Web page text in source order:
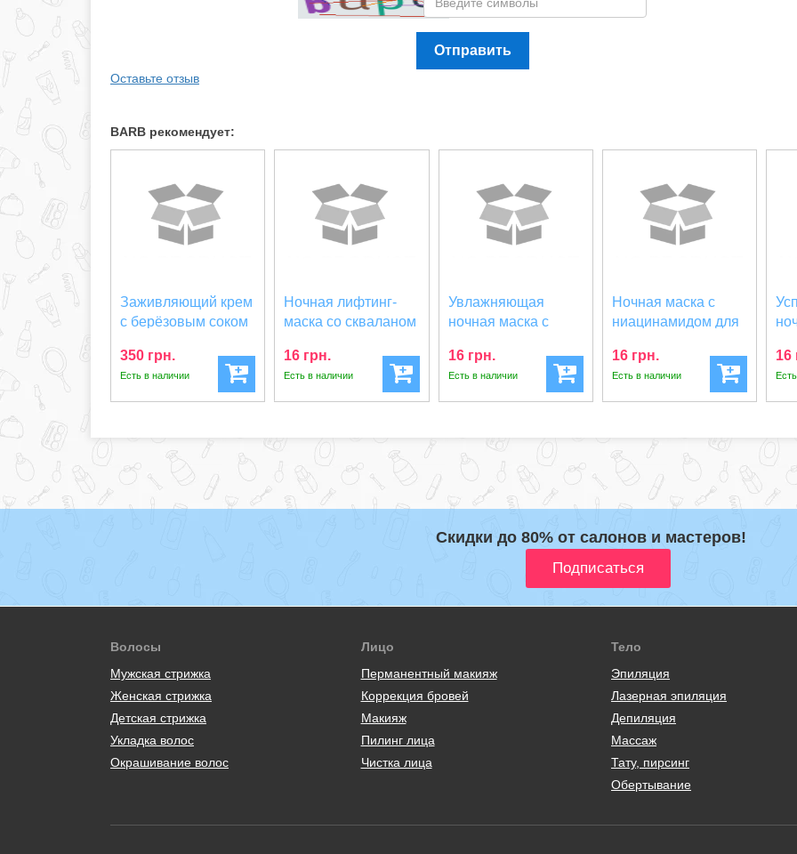
Отправить
Оставьте отзыв
BARB рекомендует:
Заживляющий крем
с берёзовым соком
350 грн.
Есть в наличии
Ночная лифтинг-
маска со скваланом
16 грн.
Есть в наличии
Увлажняющая
ночная маска с
Trimay De...
16 грн.
Есть в наличии
Ночная маска с
ниацинамидом для
Trimay...
16 грн.
Есть в наличии
16
Скидки до 80% от салонов и мастеров!
Волосы
Мужская стрижка
Женская стрижка
Детская стрижка
Укладка волос
Окрашивание волос
Лицо
Перманентный макияж
Коррекция бровей
Макияж
Пилинг лица
Чистка лица
Тело
Эпиляция
Лазерная эпиляция
Депиляция
Массаж
Тату, пирсинг
Обертывание